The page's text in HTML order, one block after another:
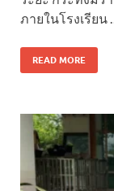
ภายในโรงเรียน
READ MORE